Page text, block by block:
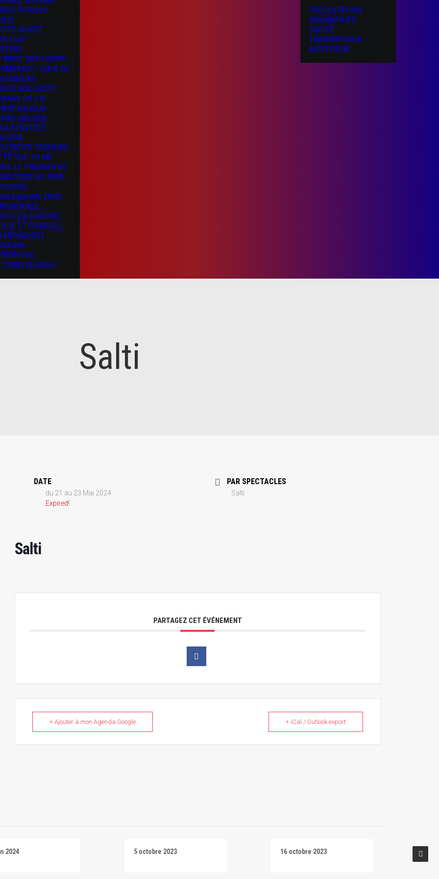
PICASSO
GUIDÉE
BRUIT DES LIVRES
! (FAIS DE
MIEUX!)
QUE COÛTE
OR DIE
PROPOS
OBLIQUE
RENVERSE
TOXIQUES
TE TUE, TU ME
LE PREMIER DE
TOUS QUI RIRA…
SANS
ED EURIDICE
ET CORRIGÉE,
MENSCHELT
COMO QUIERES
PRÉSENTATION
BIOGRAPHIES
EQUIPE
TRANSMISSION
ARTISTIQUE
Salti
DATE
du 21 au 23 Mai 2024
Expired!
PAR SPECTACLES
Salti
Salti
PARTAGEZ CET ÉVÉNEMENT
+ Ajouter à mon Agenda Google + iCal / Outlook export
2024 5 octobre 2023 16 octobre 2023